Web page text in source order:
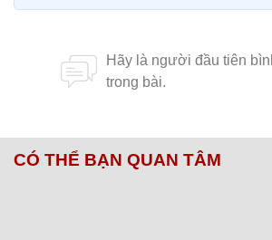
CÓ THỂ BẠN QUAN TÂM